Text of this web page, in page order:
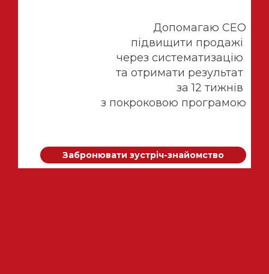
Допомагаю СЕО
підвищити продажі
через систематизацію
та отримати результат
за 12 тижнів
з покроковою програмою
Забронювати зустріч-знайомство